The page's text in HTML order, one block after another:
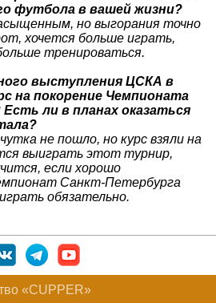
футбола в вашей жизни?
но выгорания точно
хочется больше играть,
тренироваться.
выступления ЦСКА в
на покорение Чемпионата
ли в планах оказаться
не пошло, но курс взяли на
выиграть этот турнир,
если хорошо
Санкт-Петербурга
обязательно.
«CUPPER»